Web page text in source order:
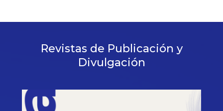
Revistas de Publicación y
Divulgación